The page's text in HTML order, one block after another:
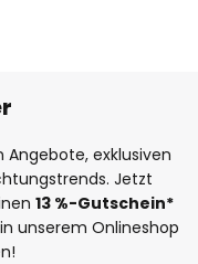
Angebote, exklusiven
Jetzt
13 %-Gutschein*
unserem Onlineshop